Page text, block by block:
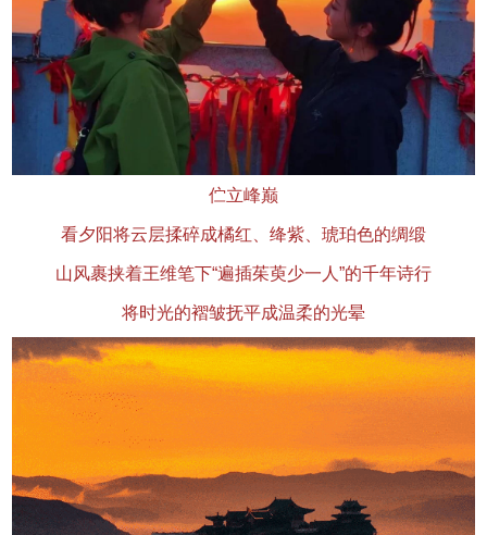
伫立峰巅
看夕阳将云层揉碎成橘红、绛紫、琥珀色的绸缎
山风裹挟着王维笔下“遍插茱萸少一人”的千年诗行
将时光的褶皱抚平成温柔的光晕